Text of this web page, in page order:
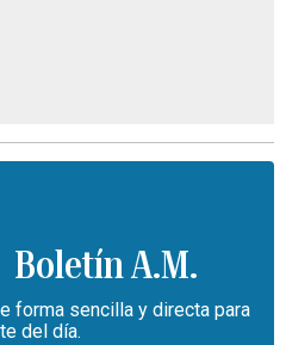
Boletín A.M.
forma sencilla y directa para
del día.